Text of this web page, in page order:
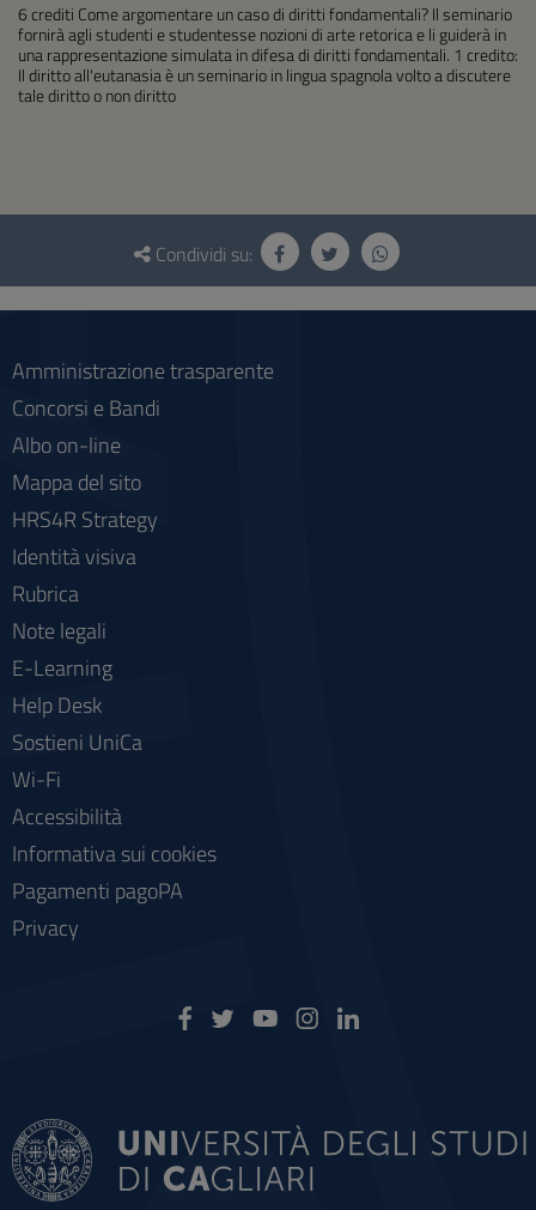
6 crediti Come argomentare un caso di diritti fondamentali? Il seminario
fornirà agli studenti e studentesse nozioni di arte retorica e li guiderà in
una rappresentazione simulata in difesa di diritti fondamentali. 1 credito:
Il diritto all'eutanasia è un seminario in lingua spagnola volto a discutere
tale diritto o non diritto
Questionario
social
Condividi su:
Amministrazione trasparente
Concorsi e Bandi
Albo on-line
Mappa del sito
HRS4R Strategy
Identità visiva
Rubrica
Note legali
E-Learning
Help Desk
Sostieni UniCa
Wi-Fi
Accessibilità
Informativa sui cookies
Pagamenti pagoPA
Privacy